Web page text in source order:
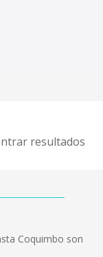
resultados
Coquimbo son